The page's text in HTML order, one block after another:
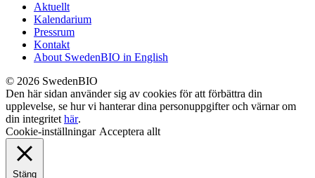
Aktuellt
Kalendarium
Pressrum
Kontakt
About SwedenBIO in English
© 2026 SwedenBIO
Den här sidan använder sig av cookies för att förbättra din
upplevelse, se hur vi hanterar dina personuppgifter och värnar om
din integritet här.
Cookie-inställningar Acceptera allt
Stäng